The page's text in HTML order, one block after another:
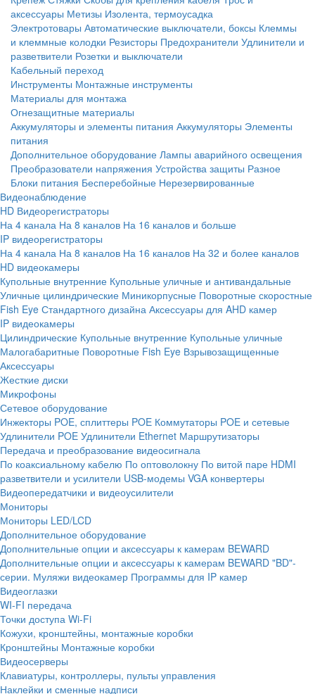
аксессуары Метизы Изолента, термоусадка
Электротовары Автоматические выключатели, боксы Клеммы
и клеммные колодки Резисторы Предохранители Удлинители и
разветвители Розетки и выключатели
Кабельный переход
Инструменты Монтажные инструменты
Материалы для монтажа
Огнезащитные материалы
Аккумуляторы и элементы питания Аккумуляторы Элементы
питания
Дополнительное оборудование Лампы аварийного освещения
Преобразователи напряжения Устройства защиты Разное
Блоки питания Бесперебойные Нерезервированные
Видеонаблюдение
HD Видеорегистраторы
На 4 канала На 8 каналов На 16 каналов и больше
IP видеорегистраторы
На 4 канала На 8 каналов На 16 каналов На 32 и более каналов
HD видеокамеры
Купольные внутренние Купольные уличные и антивандальные
Уличные цилиндрические Миникорпусные Поворотные скоростные
Fish Eye Стандартного дизайна Аксессуары для AHD камер
IP видеокамеры
Цилиндрические Купольные внутренние Купольные уличные
Малогабаритные Поворотные Fish Eye Взрывозащищенные
Аксессуары
Жесткие диски
Микрофоны
Сетевое оборудование
Инжекторы POE, сплиттеры POE Коммутаторы POE и сетевые
Удлинители POE Удлинители Ethernet Маршрутизаторы
Передача и преобразование видеосигнала
По коаксиальному кабелю По оптоволокну По витой паре HDMI
разветвители и усилители USB-модемы VGA конвертеры
Видеопередатчики и видеоусилители
Мониторы
Мониторы LED/LCD
Дополнительное оборудование
Дополнительные опции и аксессуары к камерам BEWARD
Дополнительные опции и аксессуары к камерам BEWARD "BD"-
серии. Муляжи видеокамер Программы для IP камер
Видеоглазки
WI-FI передача
Точки доступа Wi-Fi
Кожухи, кронштейны, монтажные коробки
Кронштейны Монтажные коробки
Видеосерверы
Клавиатуры, контроллеры, пульты управления
Наклейки и сменные надписи